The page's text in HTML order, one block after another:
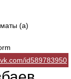
(а)
id589783950